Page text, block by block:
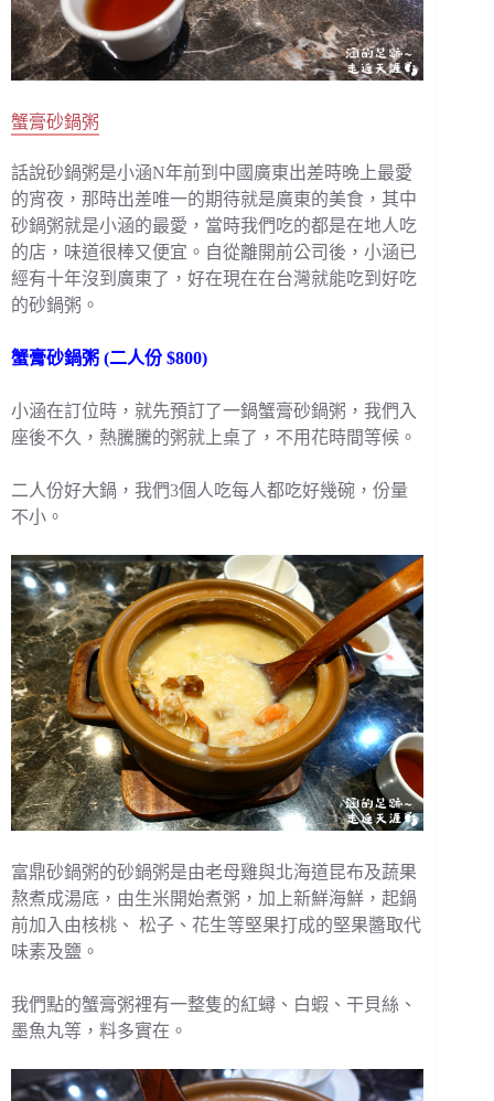
蟹膏砂鍋粥
話說砂鍋粥是小涵N年前到中國廣東出差時晚上最愛
的宵夜，那時出差唯一的期待就是廣東的美食，其中
砂鍋粥就是小涵的最愛，當時我們吃的都是在地人吃
的店，味道很棒又便宜。自從離開前公司後，小涵已
經有十年沒到廣東了，好在現在在台灣就能吃到好吃
的砂鍋粥。
蟹膏砂鍋粥 (二人份 $800)
小涵在訂位時，就先預訂了一鍋蟹膏砂鍋粥，我們入
座後不久，熱騰騰的粥就上桌了，不用花時間等候。
二人份好大鍋，我們3個人吃每人都吃好幾碗，份量
不小。
富鼎砂鍋粥的砂鍋粥是由老母雞與北海道昆布及蔬果
熬煮成湯底，由生米開始煮粥，加上新鮮海鮮，起鍋
前加入由核桃、 松子、花生等堅果打成的堅果醬取代
味素及鹽。
我們點的蟹膏粥裡有一整隻的紅蟳、白蝦、干貝絲、
墨魚丸等，料多實在。